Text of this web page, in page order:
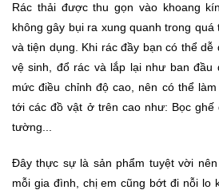
Máy
Thiết
Bị
Văn
Sức
Rác thải được thu gọn vào khoang
không gây bụi ra xung quanh trong
và tiện dụng. Khi rác đầy bạn có thể dễ
vệ sinh, đổ rác và lắp lại như ban đầu
mức điều chỉnh độ cao, nên có thể
tới các đồ vật ở trên cao như: Bọc ghế
tường...
Đây thực sự là sản phẩm tuyệt vời
mỗi gia đình, chị em cũng bớt đi nỗi lo